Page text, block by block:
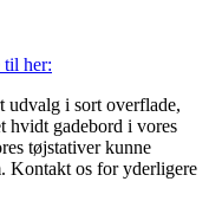
til her:
udvalg i sort overflade,
hvidt gadebord i vores
tøjstativer kunne
Kontakt os for yderligere